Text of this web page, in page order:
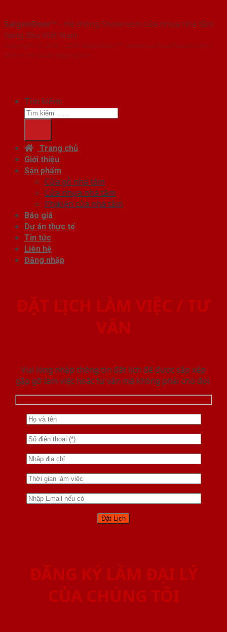
SaigonDoor™ - Hệ thống Showroom cửa nhựa nhà tắm
hàng đầu Việt Nam
Copyright ⓒ 2016 – 2026 SaigonDoor™ - www.cuanhuanhatam.com |
Đơn vị chủ quản SaigonDoor
Tìm kiếm:
Trang chủ
Giới thiệu
Sản phẩm
Cửa gỗ nhà tắm
Cửa nhựa nhà tắm
Phụ kiện cửa nhà tắm
Báo giá
Dự án thực tế
Tin tức
Liên hệ
Đăng nhập
ĐẶT LỊCH LÀM VIỆC / TƯ
VẤN
Vui lòng nhập thông tin đặt lịch để được sắp xếp
gặp gỡ làm việc hoăc tư vấn mà không phải chờ đợi.
ĐĂNG KÝ LÀM ĐẠI LÝ
CỦA CHÚNG TÔI